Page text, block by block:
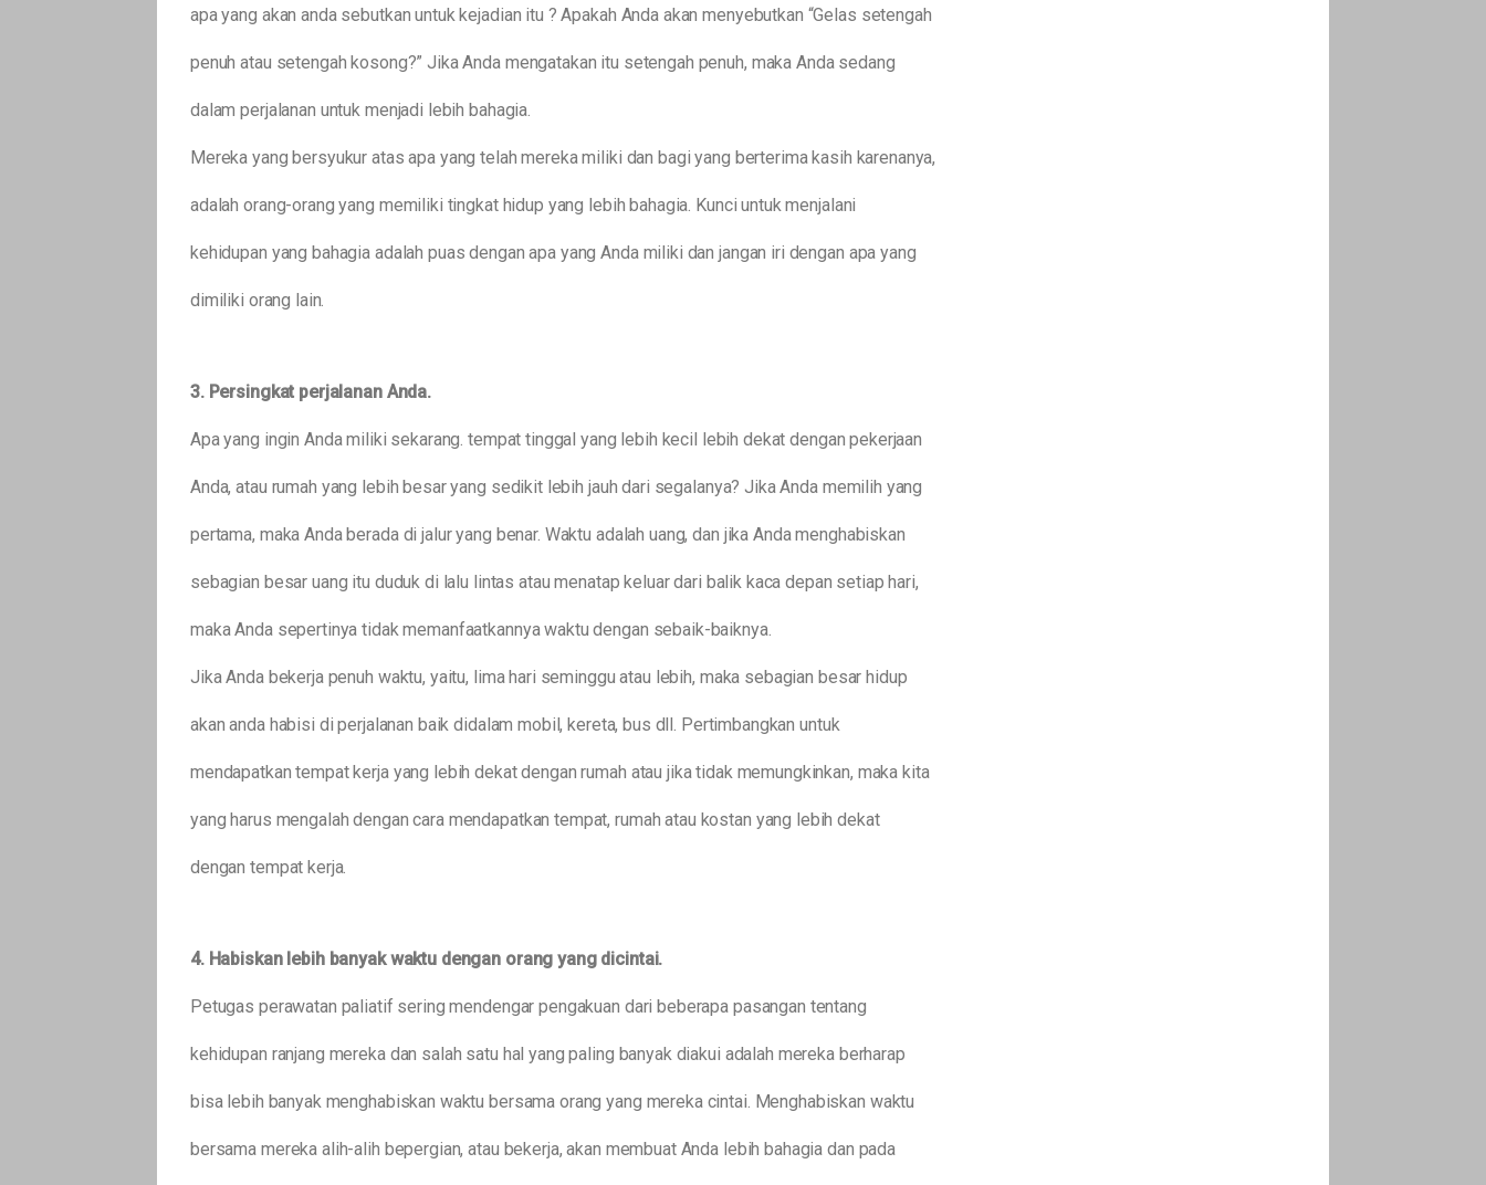
apa yang akan anda sebutkan untuk kejadian itu ? Apakah Anda akan menyebutkan “Gelas setengah
penuh atau setengah kosong?” Jika Anda mengatakan itu setengah penuh, maka Anda sedang
dalam perjalanan untuk menjadi lebih bahagia.
Mereka yang bersyukur atas apa yang telah mereka miliki dan bagi yang berterima kasih karenanya,
adalah orang-orang yang memiliki tingkat hidup yang lebih bahagia. Kunci untuk menjalani
kehidupan yang bahagia adalah puas dengan apa yang Anda miliki dan jangan iri dengan apa yang
dimiliki orang lain.
3. Persingkat perjalanan Anda.
Apa yang ingin Anda miliki sekarang. tempat tinggal yang lebih kecil lebih dekat dengan pekerjaan
Anda, atau rumah yang lebih besar yang sedikit lebih jauh dari segalanya? Jika Anda memilih yang
pertama, maka Anda berada di jalur yang benar. Waktu adalah uang, dan jika Anda menghabiskan
sebagian besar uang itu duduk di lalu lintas atau menatap keluar dari balik kaca depan setiap hari,
maka Anda sepertinya tidak memanfaatkannya waktu dengan sebaik-baiknya.
Jika Anda bekerja penuh waktu, yaitu, lima hari seminggu atau lebih, maka sebagian besar hidup
akan anda habisi di perjalanan baik didalam mobil, kereta, bus dll. Pertimbangkan untuk
mendapatkan tempat kerja yang lebih dekat dengan rumah atau jika tidak memungkinkan, maka kita
yang harus mengalah dengan cara mendapatkan tempat, rumah atau kostan yang lebih dekat
dengan tempat kerja.
4. Habiskan lebih banyak waktu dengan orang yang dicintai.
Petugas perawatan paliatif sering mendengar pengakuan dari beberapa pasangan tentang
kehidupan ranjang mereka dan salah satu hal yang paling banyak diakui adalah mereka berharap
bisa lebih banyak menghabiskan waktu bersama orang yang mereka cintai. Menghabiskan waktu
bersama mereka alih-alih bepergian, atau bekerja, akan membuat Anda lebih bahagia dan pada